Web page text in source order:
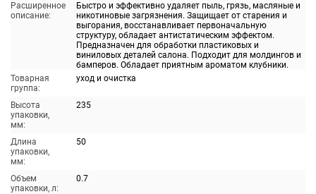
Расширенное
описание:
Быстро и эффективно удаляет пыль, грязь, масляные и
никотиновые загрязнения. Защищает от старения и
выгорания, восстанавливает первоначальную
структуру, обладает антистатическим эффектом.
Предназначен для обработки пластиковых и
виниловых деталей салона. Подходит для молдингов и
бамперов. Обладает приятным ароматом клубники.
Товарная
группа:
уход и очистка
Высота
упаковки,
мм:
235
Длина
упаковки,
мм:
50
Объем
упаковки, л:
0.7